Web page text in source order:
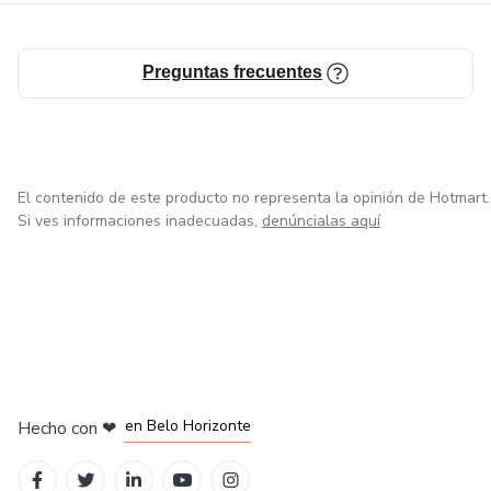
Preguntas frecuentes
El contenido de este producto no representa la opinión de Hotmart.
Si ves informaciones inadecuadas, denúncialas aquí
Hecho con ❤ en Belo Horizonte